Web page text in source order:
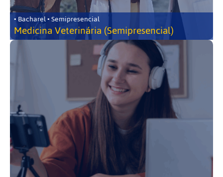
• Bacharel • Semipresencial
Medicina Veterinária (Semipresencial)